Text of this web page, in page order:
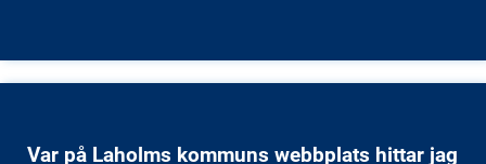
Var på Laholms kommuns webbplats hittar jag